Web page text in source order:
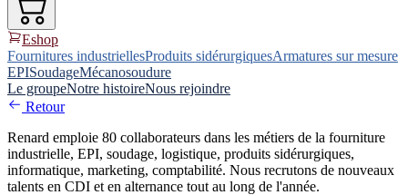
Eshop
Fournitures industriellesProduits sidérurgiquesArmatures sur mesure
EPISoudageMécanosoudure
Le groupeNotre histoireNous rejoindre
Retour
Renard emploie 80 collaborateurs dans les métiers de la fourniture
industrielle, EPI, soudage, logistique, produits sidérurgiques,
informatique, marketing, comptabilité. Nous recrutons de nouveaux
talents en CDI et en alternance tout au long de l'année.